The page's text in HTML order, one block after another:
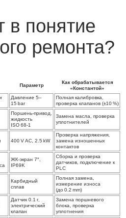
в понятие
ремонта?
Параметр
Как обрабатывается
«Константой»
Давление 5–
15 bar
Полная калибровка,
проверка клапанов (±10 %)
Поршень‑привод,
жидкость
ISO 68‑1
Замена масла, проверка
уплотнителей
400 V AC, 2.5 kW
Проверка напряжения,
замена изношенных
контактов
ЖК‑экран 7″,
IP69K
Сборка и проверка
датчиков, подключение к
PLC
Карбидный
сплав
Полная замена,
измерение износа
(до 0.2 mm)
Датчик 0.1 г,
электрический
клапан
Замена поршневого
блока, проверка
уплотнения